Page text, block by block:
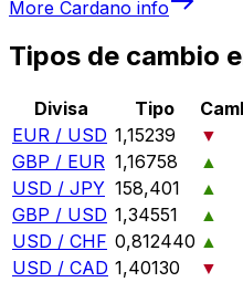
More Cardano info
Tipos de cambio
Divisa Tipo
EUR / USD 1,15239
▼
GBP / EUR 1,16758
▲
USD / JPY 158,401
▲
GBP / USD 1,34551
▲
USD / CHF 0,812440 ▲
USD / CAD 1,40130
▼